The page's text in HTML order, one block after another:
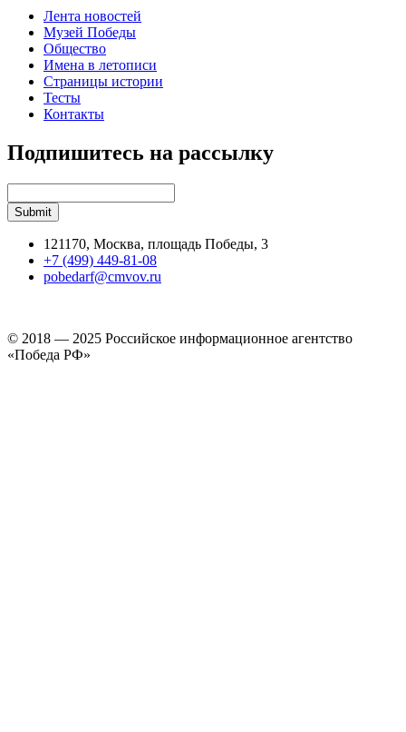
Лента новостей
Музей Победы
Общество
Имена в летописи
Страницы истории
Тесты
Контакты
Подпишитесь на рассылку
121170, Москва, площадь Победы, 3
+7 (499) 449-81-08
pobedarf@cmvov.ru
© 2018 — 2025 Российское информационное агентство
«Победа РФ»